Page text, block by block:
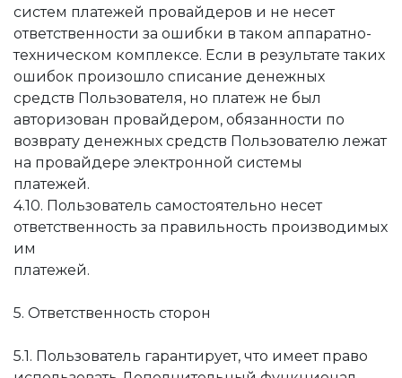
систем платежей провайдеров и не несет
ответственности за ошибки в таком аппаратно-
техническом комплексе. Если в результате таких
ошибок произошло списание денежных
средств Пользователя, но платеж не был
авторизован провайдером, обязанности по
возврату денежных средств Пользователю лежат
на провайдере электронной системы
платежей.
4.10. Пользователь самостоятельно несет
ответственность за правильность производимых
им
платежей.
5. Ответственность сторон
5.1. Пользователь гарантирует, что имеет право